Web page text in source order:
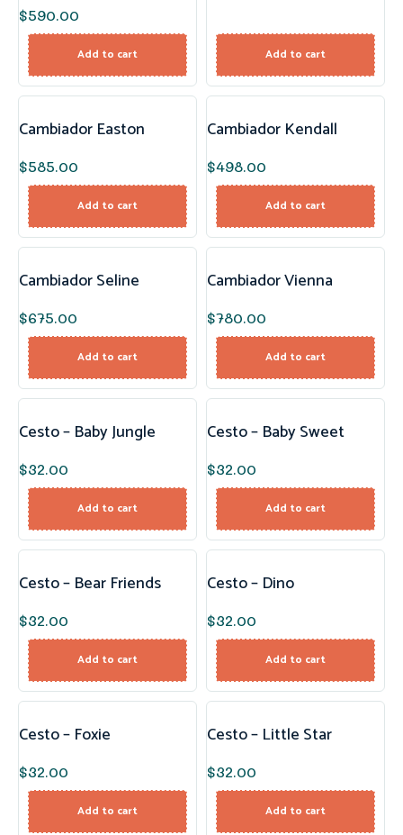
$590.00
Add to cart Add to cart
Cambiador Easton
$585.00
Add to cart
Cambiador Kendall
$498.00
Add to cart
Cambiador Seline
$675.00
Add to cart
Cambiador Vienna
$780.00
Add to cart
Cesto – Baby Jungle
$32.00
Add to cart
Cesto – Baby Sweet
$32.00
Add to cart
Cesto – Bear Friends
$32.00
Add to cart
Cesto – Dino
$32.00
Add to cart
Cesto – Foxie
$32.00
Add to cart
Cesto – Little Star
$32.00
Add to cart